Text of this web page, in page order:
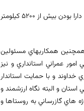
وی با اشاره به اتصال 4 شهر و 90 روستای استان به شبکه گاز در سال گذشته، اظهار کرد: خراسان جنوبی با دارا بودن بیش از 5200 کیلومتر
همكاريهاي مسئولين
عمراني استانداري و نيز
خداوند و با حمايت استاندار
و البته نگاه ارزشمند و
هاي گازرساني به روستاها و